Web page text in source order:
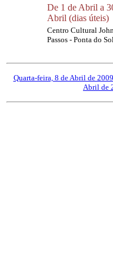
De 1 de Abril a
Abril (dias úteis)
Centro Cultural
Passos - Ponta do
Quarta-feira, 8 de Abril de 2009
Abril de